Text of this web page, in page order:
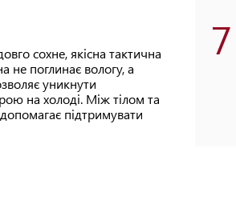
сохне, якісна тактична
не поглинає вологу, а
уникнути
на холоді. Між тілом та
підтримувати
7